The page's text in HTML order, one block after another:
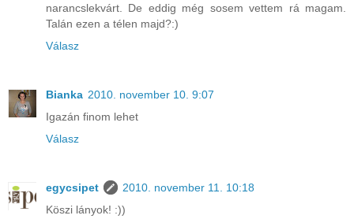
narancslekvárt. De eddig még sosem vettem rá magam.
Talán ezen a télen majd?:)
Válasz
Bianka 2010. november 10. 9:07
Igazán finom lehet
Válasz
egycsipet
2010. november 11. 10:18
Köszi lányok! :))